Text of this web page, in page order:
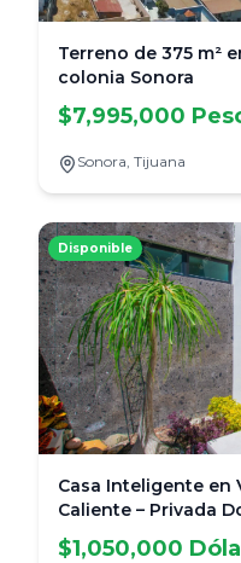
Terreno de 375 m² en Venta en av. Hermosillo
colonia Sonora
$7,995,000
Sonora, Tijuana
Disponible
Casa Inteligente en
Caliente – Privada
Energética y
$1,050,000